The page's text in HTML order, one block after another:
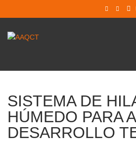
SISTEMA DE
HÚMEDO PARA
DESARROLLO